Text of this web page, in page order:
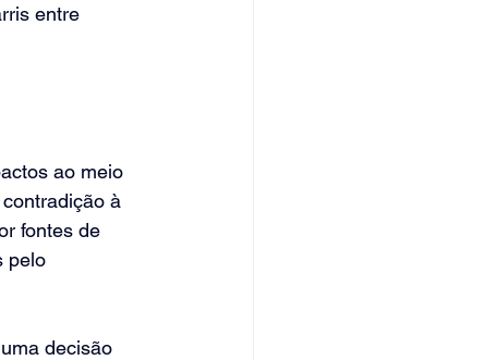
entre
ao meio
à
fontes de
pelo
decisão